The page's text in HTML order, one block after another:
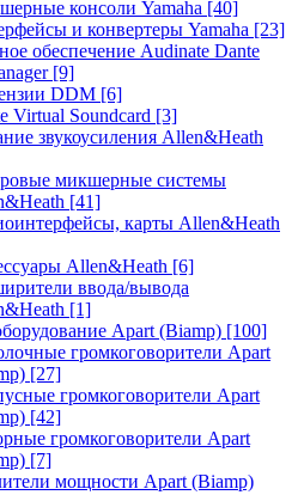
консоли Yamaha [40]
и конвертеры Yamaha [23]
обеспечение Audinate Dante
[9]
DDM [6]
Virtual Soundcard [3]
звукоусиления Allen&Heath
микшерные системы
[41]
карты Allen&Heath
Allen&Heath [6]
ввода/вывода
[1]
Apart (Biamp) [100]
громкоговорители Apart
[27]
громкоговорители Apart
[42]
громкоговорители Apart
[7]
мощности Apart (Biamp)